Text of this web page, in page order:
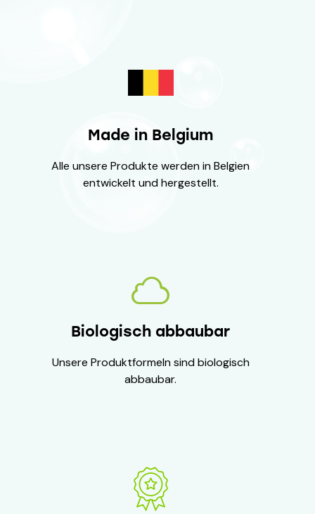
Made in Belgium
Alle unsere Produkte werden in Belgien
entwickelt und hergestellt.
Biologisch abbaubar
Unsere Produktformeln sind biologisch
abbaubar.